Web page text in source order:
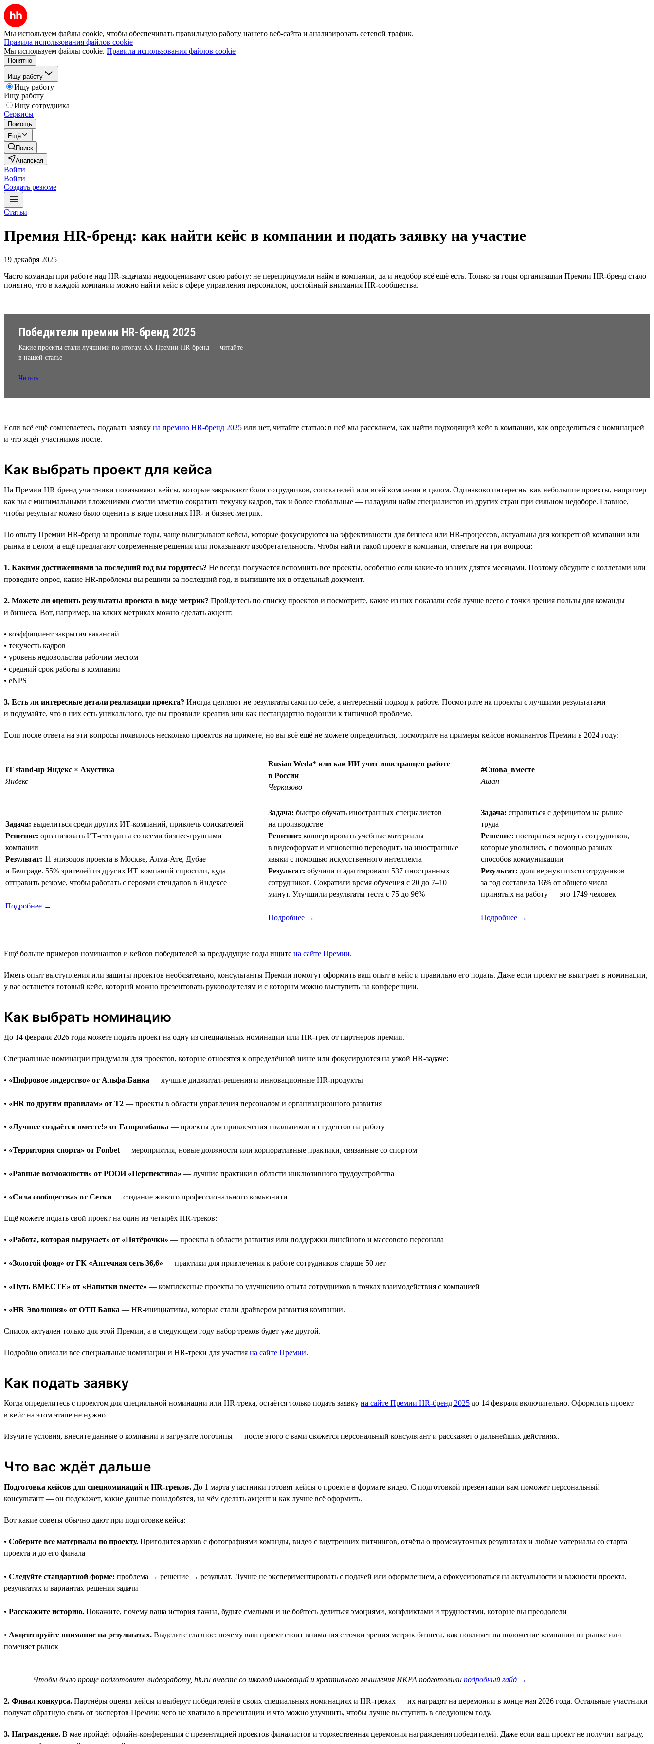
Мы используем файлы cookie, чтобы обеспечивать правильную работу нашего веб-сайта и анализировать сетевой трафик.
Правила использования файлов cookie
Мы используем файлы cookie. Правила использования файлов cookie
Понятно
Ищу работу
Ищу работу
Ищу работу
Ищу сотрудника
Сервисы
Помощь
Ещё
Поиск
Анапская
Войти
Войти
Создать резюме
Статьи
Премия HR-бренд: как найти кейс в компании и подать заявку на участие
19 декабря 2025
Часто команды при работе над HR-задачами недооценивают свою работу: не перепридумали найм в компании, да и недобор всё ещё есть. Только за годы организации Премии HR-бренд стало
понятно, что в каждой компании можно найти кейс в сфере управления персоналом, достойный внимания HR-сообщества.
Победители премии HR-бренд 2025
Какие проекты стали лучшими по итогам XX Премии HR-бренд — читайте
в нашей статье
Читать
Если всё ещё сомневаетесь, подавать заявку на премию HR-бренд 2025 или нет, читайте статью: в ней мы расскажем, как найти подходящий кейс в компании, как определиться с номинацией
и что ждёт участников после.
Как выбрать проект для кейса
На Премии HR-бренд участники показывают кейсы, которые закрывают боли сотрудников, соискателей или всей компании в целом. Одинаково интересны как небольшие проекты, например
как вы с минимальными вложениями смогли заметно сократить текучку кадров, так и более глобальные — наладили найм специалистов из других стран при сильном недоборе. Главное,
чтобы результат можно было оценить в виде понятных HR- и бизнес-метрик.
По опыту Премии HR-бренд за прошлые годы, чаще выигрывают кейсы, которые фокусируются на эффективности для бизнеса или HR-процессов, актуальны для конкретной компании или
рынка в целом, а ещё предлагают современные решения или показывают изобретательность. Чтобы найти такой проект в компании, ответьте на три вопроса:
1. Какими достижениями за последний год вы гордитесь? Не всегда получается вспомнить все проекты, особенно если какие-то из них длятся месяцами. Поэтому обсудите с коллегами или
проведите опрос, какие HR-проблемы вы решили за последний год, и выпишите их в отдельный документ.
2. Можете ли оценить результаты проекта в виде метрик? Пройдитесь по списку проектов и посмотрите, какие из них показали себя лучше всего с точки зрения пользы для команды
и бизнеса. Вот, например, на каких метриках можно сделать акцент:
• коэффициент закрытия вакансий
• текучесть кадров
• уровень недовольства рабочим местом
• средний срок работы в компании
• eNPS
3. Есть ли интересные детали реализации проекта? Иногда цепляют не результаты сами по себе, а интересный подход к работе. Посмотрите на проекты с лучшими результатами
и подумайте, что в них есть уникального, где вы проявили креатив или как нестандартно подошли к типичной проблеме.
Если после ответа на эти вопросы появилось несколько проектов на примете, но вы всё ещё не можете определиться, посмотрите на примеры кейсов номинантов Премии в 2024 году:
IT stand-up Яндекс × Акустика
Яндекс
Rusian Weda* или как ИИ учит иностранцев работе
в России
Черкизово
#Снова_вместе
Ашан
Задача: выделиться среди других ИТ-компаний, привлечь соискателей
Решение: организовать ИТ-стендапы со всеми бизнес-группами
компании
Результат: 11 эпизодов проекта в Москве, Алма-Ате, Дубае
и Белграде. 55% зрителей из других ИТ-компаний спросили, куда
отправить резюме, чтобы работать с героями стендапов в Яндексе
Подробнее →
Задача: быстро обучать иностранных специалистов
на производстве
Решение: конвертировать учебные материалы
в видеоформат и мгновенно переводить на иностранные
языки с помощью искусственного интеллекта
Результат: обучили и адаптировали 537 иностранных
сотрудников. Сократили время обучения с 20 до 7–10
минут. Улучшили результаты теста с 75 до 96%
Подробнее →
Задача: справиться с дефицитом на рынке
труда
Решение: постараться вернуть сотрудников,
которые уволились, с помощью разных
способов коммуникации
Результат: доля вернувшихся сотрудников
за год составила 16% от общего числа
принятых на работу — это 1749 человек
Подробнее →
Ещё больше примеров номинантов и кейсов победителей за предыдущие годы ищите на сайте Премии.
Иметь опыт выступления или защиты проектов необязательно, консультанты Премии помогут оформить ваш опыт в кейс и правильно его подать. Даже если проект не выиграет в номинации,
у вас останется готовый кейс, который можно презентовать руководителям и с которым можно выступить на конференции.
Как выбрать номинацию
До 14 февраля 2026 года можете подать проект на одну из специальных номинаций или HR-трек от партнёров премии.
Специальные номинации придумали для проектов, которые относятся к определённой нише или фокусируются на узкой HR-задаче:
• «Цифровое лидерство» от Альфа-Банка — лучшие диджитал-решения и инновационные HR-продукты
• «HR по другим правилам» от T2 — проекты в области управления персоналом и организационного развития
• «Лучшее создаётся вместе!» от Газпромбанка — проекты для привлечения школьников и студентов на работу
• «Территория спорта» от Fonbet — мероприятия, новые должности или корпоративные практики, связанные со спортом
• «Равные возможности» от РООИ «Перспектива» — лучшие практики в области инклюзивного трудоустройства
• «Сила сообщества» от Сетки — создание живого профессионального комьюнити.
Ещё можете подать свой проект на один из четырёх HR-треков:
• «Работа, которая выручает» от «Пятёрочки» — проекты в области развития или поддержки линейного и массового персонала
• «Золотой фонд» от ГК «Аптечная сеть 36,6» — практики для привлечения к работе сотрудников старше 50 лет
• «Путь ВМЕСТЕ» от «Напитки вместе» — комплексные проекты по улучшению опыта сотрудников в точках взаимодействия с компанией
• «HR Эволюция» от ОТП Банка — HR-инициативы, которые стали драйвером развития компании.
Список актуален только для этой Премии, а в следующем году набор треков будет уже другой.
Подробно описали все специальные номинации и HR-треки для участия на сайте Премии.
Как подать заявку
Когда определитесь с проектом для специальной номинации или HR-трека, остаётся только подать заявку на сайте Премии HR-бренд 2025 до 14 февраля включительно. Оформлять проект
в кейс на этом этапе не нужно.
Изучите условия, внесите данные о компании и загрузите логотипы — после этого с вами свяжется персональный консультант и расскажет о дальнейших действиях.
Что вас ждёт дальше
Подготовка кейсов для спецноминаций и HR-треков. До 1 марта участники готовят кейсы о проекте в формате видео. С подготовкой презентации вам поможет персональный
консультант — он подскажет, какие данные понадобятся, на чём сделать акцент и как лучше всё оформить.
Вот какие советы обычно дают при подготовке кейса:
• Соберите все материалы по проекту. Пригодится архив с фотографиями команды, видео с внутренних питчингов, отчёты о промежуточных результатах и любые материалы со старта
проекта и до его финала
• Следуйте стандартной форме: проблема → решение → результат. Лучше не экспериментировать с подачей или оформлением, а сфокусироваться на актуальности и важности проекта,
результатах и вариантах решения задачи
• Расскажите историю. Покажите, почему ваша история важна, будьте смелыми и не бойтесь делиться эмоциями, конфликтами и трудностями, которые вы преодолели
• Акцентируйте внимание на результатах. Выделите главное: почему ваш проект стоит внимания с точки зрения метрик бизнеса, как повлияет на положение компании на рынке или
поменяет рынок
Чтобы было проще подготовить видеоработу, hh.ru вместе со школой инноваций и креативного мышления ИКРА подготовили подробный гайд →
2. Финал конкурса. Партнёры оценят кейсы и выберут победителей в своих специальных номинациях и HR-треках — их наградят на церемонии в конце мая 2026 года. Остальные участники
получат обратную связь от экспертов Премии: чего не хватило в презентации и что можно улучшить, чтобы лучше выступить в следующем году.
3. Награждение. В мае пройдёт офлайн-конференция с презентацией проектов финалистов и торжественная церемония награждения победителей. Даже если ваш проект не получит награду,